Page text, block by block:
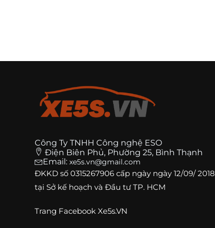
Công Ty TNHH Công nghệ ESO
Điện Biên Phủ, Phường 25, Bình Thạnh
Email: xe5s.vn@gmail.com
ĐKKD số 0315267906 cấp ngày ngày 12/09/ 2018
tại Sở kế hoạch và Đầu tư TP. HCM
Trang Facebook Xe5s.VN